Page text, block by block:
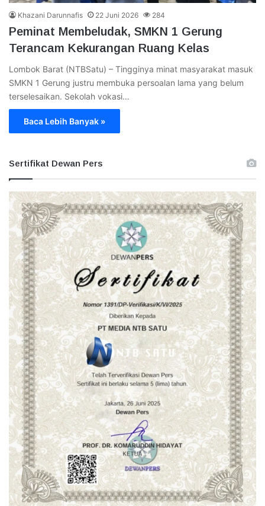
Khazani Darunnafis 22 Juni 2026 284
Peminat Membeludak, SMKN 1 Gerung
Terancam Kekurangan Ruang Kelas
Lombok Barat (NTBSatu) – Tingginya minat masyarakat masuk
SMKN 1 Gerung justru membuka persoalan lama yang belum
terselesaikan. Sekolah vokasi…
Baca Lebih Banyak »
Sertifikat Dewan Pers